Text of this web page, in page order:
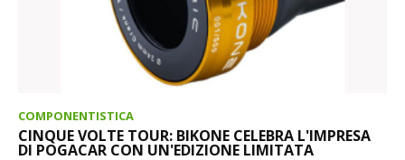
COMPONENTISTICA
CINQUE VOLTE TOUR: BIKONE CELEBRA L'IMPRESA
DI POGACAR CON UN'EDIZIONE LIMITATA